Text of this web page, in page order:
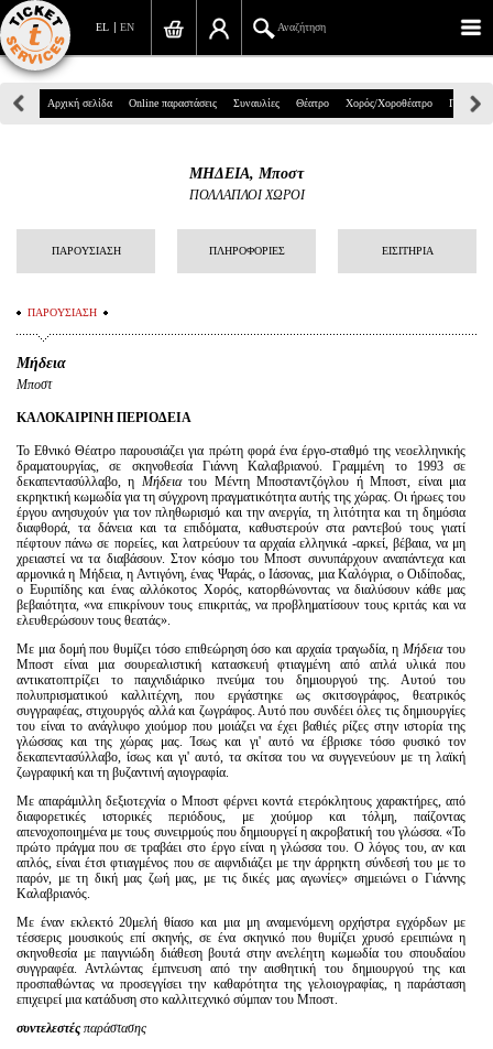
EN
EL Αναζήτηση
Πανεπιστημίου 39, Αθήνα
info@ticketservices.gr
Αναζήτηση
Σύνδεση/Εγγραφή
Πληροφορίες
Είσοδος διαχειριστή
Αρχική σελίδα Online παραστάσεις Συναυλίες Θέατρο Χορός/Χοροθέατρο Παιδικά
ΜΗΔΕΙΑ, Μποστ
ΠΟΛΛΑΠΛΟΙ ΧΩΡΟΙ
ΠΑΡΟΥΣΙΑΣΗ ΠΛΗΡΟΦΟΡΙΕΣ ΕΙΣΙΤΗΡΙΑ
ΠΑΡΟΥΣΙΑΣΗ
Μήδεια
Μποστ
ΚΑΛΟΚΑΙΡΙΝΗ ΠΕΡΙΟΔΕΙΑ
Το Εθνικό Θέατρο παρουσιάζει για πρώτη φορά ένα έργο-σταθμό της νεοελληνικής
δραματουργίας, σε σκηνοθεσία Γιάννη Καλαβριανού. Γραμμένη το 1993 σε
δεκαπεντασύλλαβο, η Μήδεια του Μέντη Μποσταντζόγλου ή Μποστ, είναι μια
εκρηκτική κωμωδία για τη σύγχρονη πραγματικότητα αυτής της χώρας. Οι ήρωες του
έργου ανησυχούν για τον πληθωρισμό και την ανεργία, τη λιτότητα και τη δημόσια
διαφθορά, τα δάνεια και τα επιδόματα, καθυστερούν στα ραντεβού τους γιατί
πέφτουν πάνω σε πορείες, και λατρεύουν τα αρχαία ελληνικά -αρκεί, βέβαια, να μη
χρειαστεί να τα διαβάσουν. Στον κόσμο του Μποστ συνυπάρχουν αναπάντεχα και
αρμονικά η Μήδεια, η Αντιγόνη, ένας Ψαράς, ο Ιάσονας, μια Καλόγρια, ο Οιδίποδας,
ο Ευριπίδης και ένας αλλόκοτος Χορός, κατορθώνοντας να διαλύσουν κάθε μας
βεβαιότητα, «να επικρίνουν τους επικριτάς, να προβληματίσουν τους κριτάς και να
ελευθερώσουν τους θεατάς».
Με μια δομή που θυμίζει τόσο επιθεώρηση όσο και αρχαία τραγωδία, ηΜήδειατου
Μποστ είναι μια σουρεαλιστική κατασκευή φτιαγμένη από απλά υλικά που
αντικατοπτρίζει το παιχνιδιάρικο πνεύμα του δημιουργού της. Αυτού του
πολυπρισματικού καλλιτέχνη, που εργάστηκε ως σκιτσογράφος, θεατρικός
συγγραφέας, στιχουργός αλλά και ζωγράφος. Αυτό που συνδέει όλες τις δημιουργίες
του είναι το ανάγλυφο χιούμορ που μοιάζει να έχει βαθιές ρίζες στην ιστορία της
γλώσσας και της χώρας μας. Ίσως και γι' αυτό να έβρισκε τόσο φυσικό τον
δεκαπεντασύλλαβο, ίσως και γι' αυτό, τα σκίτσα του να συγγενεύουν με τη λαϊκή
ζωγραφική και τη βυζαντινή αγιογραφία.
Με απαράμιλλη δεξιοτεχνία ο Μποστ φέρνει κοντά ετερόκλητους χαρακτήρες, από
διαφορετικές ιστορικές περιόδους, με χιούμορ και τόλμη, παίζοντας
απενοχοποιημένα με τους συνειρμούς που δημιουργεί η ακροβατική του γλώσσα. «Το
πρώτο πράγμα που σε τραβάει στο έργο είναι η γλώσσα του. Ο λόγος του, αν και
απλός, είναι έτσι φτιαγμένος που σε αιφνιδιάζει με την άρρηκτη σύνδεσή του με το
παρόν, με τη δική μας ζωή μας, με τις δικές μας αγωνίες» σημειώνει ο Γιάννης
Καλαβριανός.
Με έναν εκλεκτό 20μελή θίασο και μια μη αναμενόμενη ορχήστρα εγχόρδων με
τέσσερις μουσικούς επί σκηνής, σε ένα σκηνικό που θυμίζει χρυσό ερειπιώνα η
σκηνοθεσία με παιγνιώδη διάθεση βουτά στην ανελέητη κωμωδία του σπουδαίου
συγγραφέα. Αντλώντας έμπνευση από την αισθητική του δημιουργού της και
προσπαθώντας να προσεγγίσει την καθαρότητα της γελοιογραφίας, η παράσταση
επιχειρεί μια κατάδυση στο καλλιτεχνικό σύμπαν του Μποστ.
συντελεστέςπαράστασης